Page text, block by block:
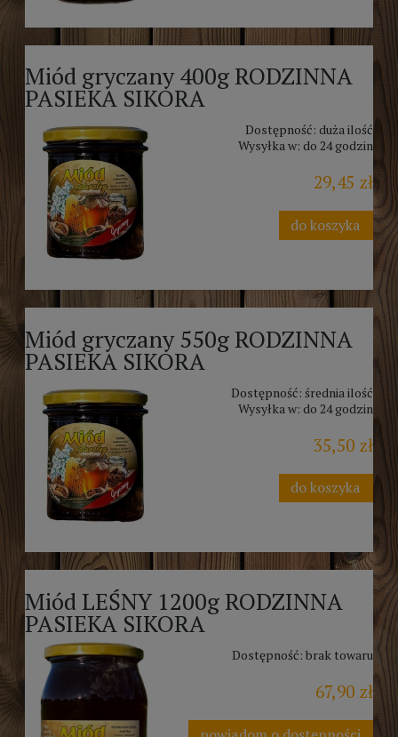
Miód gryczany 400g RODZINNA
PASIEKA SIKORA
Dostępność: duża ilość
Wysyłka w: do 24 godzin
29,45 zł
do koszyka
Miód gryczany 550g RODZINNA
PASIEKA SIKORA
Dostępność: średnia ilość
Wysyłka w: do 24 godzin
35,50 zł
do koszyka
Miód LEŚNY 1200g RODZINNA
PASIEKA SIKORA
Dostępność: brak towaru
67,90 zł